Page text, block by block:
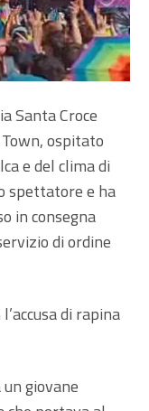
Santa Croce
ospitato
e del clima di
spettatore e ha
in consegna
di ordine
di rapina
giovane